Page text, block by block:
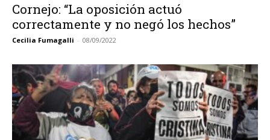
Cornejo: “La oposición actuó
correctamente y no negó los hechos”
Cecilia Fumagalli - 08/09/2022